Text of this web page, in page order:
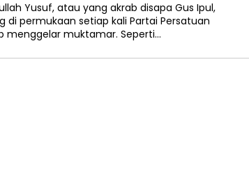
Yusuf, atau yang akrab disapa Gus Ipul,
di permukaan setiap kali Partai Persatuan
menggelar muktamar. Seperti…